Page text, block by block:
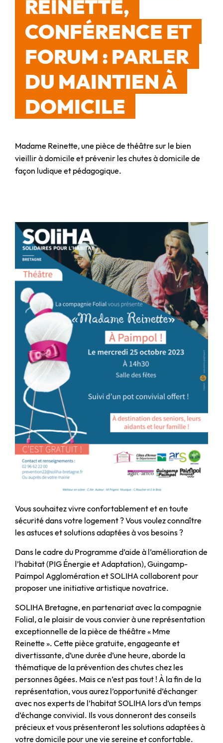
REINETTE,
CONFÉRENCE ET
FORUM : PARLER
DU MAINTIEN À
DOMICILE
Madame Reinette, une pièce de théâtre sur le bien
vieillir à domicile et prévenir les chutes à domicile de
façon ludique et pédagogique.
Vous souhaitez vivre confortablement et en toute
sécurité dans votre logement ? Vous voulez connaître
les astuces et solutions adaptées à vos besoins ?
Dans le cadre du Programme d’aide à l’amélioration de
l’habitat (PIG Énergie et Adaptation), Guingamp-
Paimpol Agglomération et SOLIHA collaborent pour
proposer une initiative artistique novatrice.
SOLIHA Bretagne, en partenariat avec la compagnie
Folial, a le plaisir de vous convier à une représentation
exceptionnelle de la pièce de théâtre « Mme
Reinette ». Cette pièce gratuite, engageante et
divertissante, d’une durée d’une heure, aborde la
thématique de la prévention des chutes chez les
personnes âgées. Mais ce n’est pas tout ! À la fin de la
représentation, vous aurez l’opportunité d’échanger
avec nos experts de l’habitat SOLIHA lors d’un temps
d’échange convivial. Ils vous donneront des conseils
précieux et vous présenteront les solutions adaptées à
votre domicile pour une vie sereine et confortable.